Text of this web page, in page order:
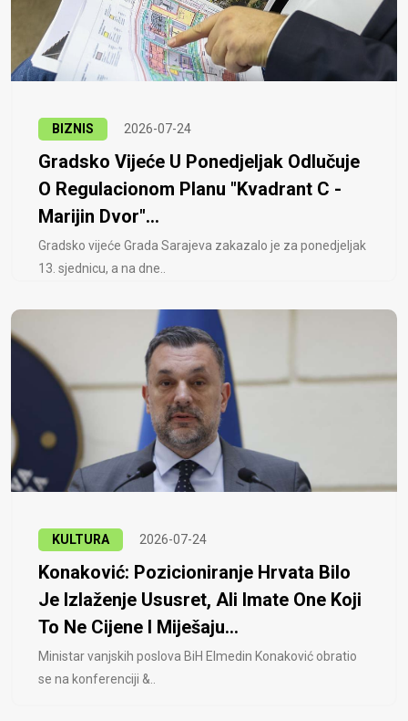
BIZNIS 2026-07-24
Gradsko Vijeće U Ponedjeljak Odlučuje
O Regulacionom Planu "Kvadrant C -
Marijin Dvor"...
Gradsko vijeće Grada Sarajeva zakazalo je za ponedjeljak
13. sjednicu, a na dne..
KULTURA 2026-07-24
Konaković: Pozicioniranje Hrvata Bilo
Je Izlaženje Ususret, Ali Imate One Koji
To Ne Cijene I Miješaju...
Ministar vanjskih poslova BiH Elmedin Konaković obratio
se na konferenciji &..